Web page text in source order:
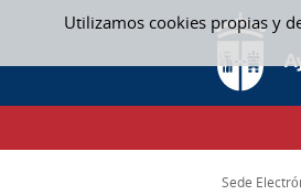
Utilizamos cookies propias y
Saltar al contenido
PERFIL DE
CAMINO DE
Sede